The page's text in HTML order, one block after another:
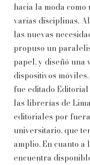
hacia la moda
varias disciplinas.
las nuevas
propuso un
papel, y diseñó una
dispositivos móviles.
fue editado
las librerías de
editoriales por
universitario, que
amplio. En cuanto a
encuentra